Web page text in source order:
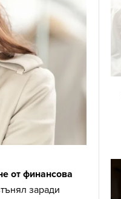
от финансова
заради